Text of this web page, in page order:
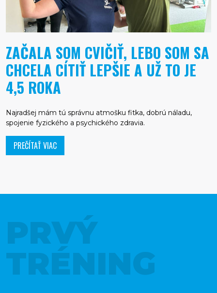
ZAČALA SOM CVIČIŤ, LEBO SOM SA
CHCELA CÍTIŤ LEPŠIE A UŽ TO JE
4,5 ROKA
Najradšej mám tú správnu atmošku fitka, dobrú náladu,
spojenie fyzického a psychického zdravia.
PREČÍTAŤ VIAC
PRVÝ
TRÉNING